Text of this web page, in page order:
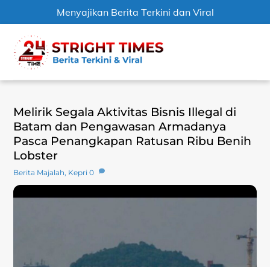
Menyajikan Berita Terkini dan Viral
content
Melirik Segala Aktivitas Bisnis Illegal di
Batam dan Pengawasan Armadanya
Pasca Penangkapan Ratusan Ribu Benih
Lobster
Berita Majalah, Kepri 0